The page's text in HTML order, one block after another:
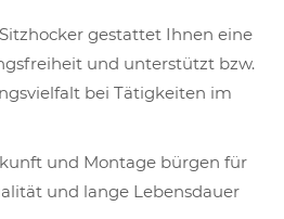
gestattet Ihnen eine
und unterstützt bzw.
bei Tätigkeiten im
und Montage bürgen für
und lange Lebensdauer